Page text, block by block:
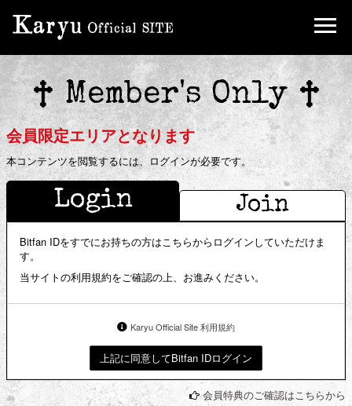
Birthday Mail
Ticket
FC Limited Goods
JOIN LOGIN
Member's Only
会員限定エリアとなります
本コンテンツを閲覧するには、ログインが必要です。
Login Join
Bitfan IDをすでにお持ちの方はこちらからログインしていただけま
す。
当サイトの利用規約をご確認の上、お進みください。
Karyu Official Site 利用規約
上記に同意してBitfan IDログイン
会員特典のご確認はこちらから